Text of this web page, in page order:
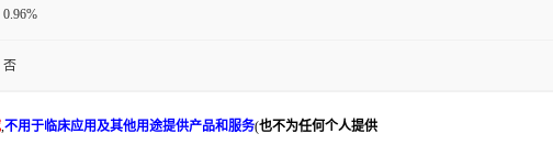
0.96%
否
,不用于临床应用及其他用途提供产品和服务(也不为任何个人提供